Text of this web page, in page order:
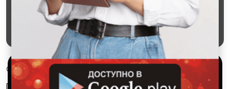
Маркеты Блог
О проекте
Служба поддержки
Удаление аккаунта
Партнерка
© 2026 SALEX МАРКЕТ
Правила сервиса
Конфиденциальность
Используем куки и рекомендательные
технологии